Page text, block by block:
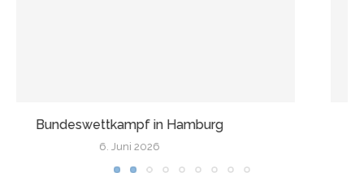
Wir fahren nach Finnland!
17. Mai 2026